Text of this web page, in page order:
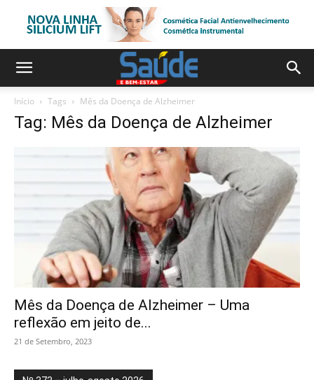
Início Tags Mês da Doença de Alzheimer
Tag: Mês da Doença de Alzheimer
Mês da Doença de Alzheimer – Uma
reflexão em jeito de...
21 de Setembro, 2023